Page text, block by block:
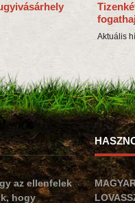
Aktuális
az ellenfelek
hogy